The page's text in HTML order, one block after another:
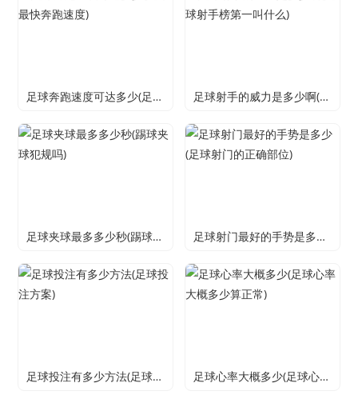
足球奔跑速度可达多少(足球最快奔跑速度) 足球射手的威力是多少啊(足球射手榜第一叫什么)
足球夹球最多多少秒(踢球夹球犯规吗) 足球射门最好的手势是多少(足球射门的正确部位)
足球投注有多少方法(足球投注方案) 足球心率大概多少(足球心率大概多少算正常)